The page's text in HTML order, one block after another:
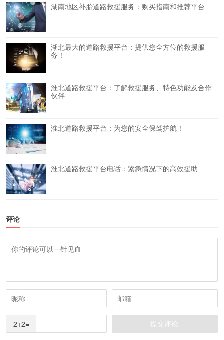
湖南地区补胎道路救援服务：购买指南和推荐平台
湖北最大的道路救援平台：提供您全方位的救援服
务！
淮北道路救援平台：了解救援服务、特色功能及合作
伙伴
淮北道路救援平台：为您的安全保驾护航！
淮北道路救援平台电话：紧急情况下的高效援助
评论
2+2=